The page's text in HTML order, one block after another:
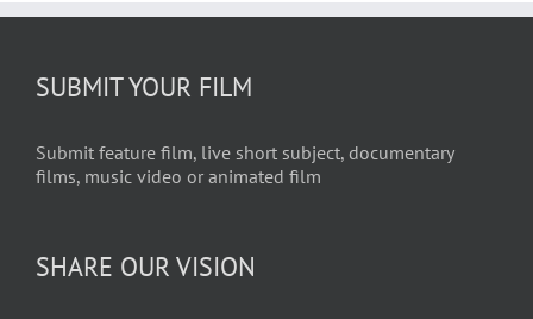
SUBMIT YOUR FILM
Submit feature film, live short subject, documentary
films, music video or animated film
SHARE OUR VISION